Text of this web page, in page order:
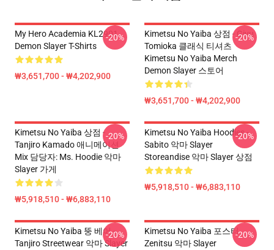
My Hero Academia KL2901
Demon Slayer T-Shirts
₩3,651,700 - ₩4,202,900
-20%
Kimetsu No Yaiba 상점 - Giyu
Tomioka 클래식 티셔츠
Kimetsu No Yaiba Merch
Demon Slayer 스토어
₩3,651,700 - ₩4,202,900
-20%
Kimetsu No Yaiba 상점 -
Tanjiro Kamado 애니메이션
Mix 담당자: Ms. Hoodie 악마
Slayer 가게
₩5,918,510 - ₩6,883,110
-20%
Kimetsu No Yaiba Hoodies -
Sabito 악마 Slayer
Storeandise 악마 Slayer 상점
₩5,918,510 - ₩6,883,110
-20%
Kimetsu No Yaiba 뚱 베어 -
Tanjiro Streetwear 악마 Slayer
-20%
Kimetsu No Yaiba 포스터
Zenitsu 악마 Slayer
-20%